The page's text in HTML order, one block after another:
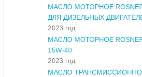
МАСЛО МОТОРНОЕ
ДЛЯ ДИЗЕЛЬНЫХ
2023 год
МАСЛО МОТОРНОЕ
15W-40
2023 год
МАСЛО